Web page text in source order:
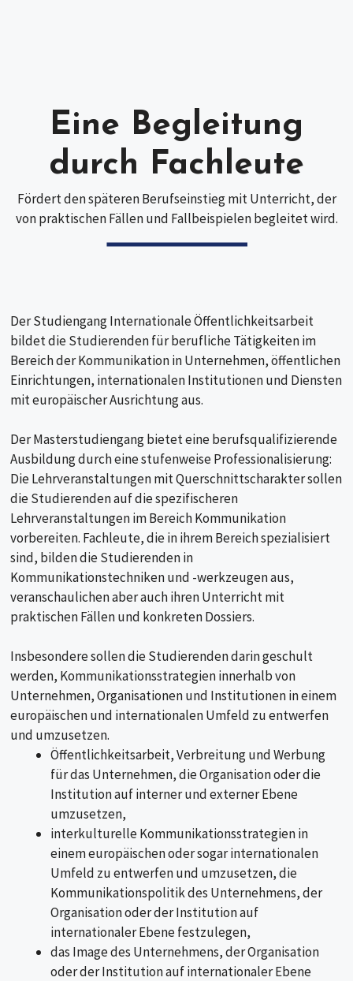
Eine Begleitung
durch Fachleute
Fördert den späteren Berufseinstieg mit Unterricht, der
von praktischen Fällen und Fallbeispielen begleitet wird.
Der Studiengang Internationale Öffentlichkeitsarbeit
bildet die Studierenden für berufliche Tätigkeiten im
Bereich der Kommunikation in Unternehmen, öffentlichen
Einrichtungen, internationalen Institutionen und Diensten
mit europäischer Ausrichtung aus.
Der Masterstudiengang bietet eine berufsqualifizierende
Ausbildung durch eine stufenweise Professionalisierung:
Die Lehrveranstaltungen mit Querschnittscharakter sollen
die Studierenden auf die spezifischeren
Lehrveranstaltungen im Bereich Kommunikation
vorbereiten. Fachleute, die in ihrem Bereich spezialisiert
sind, bilden die Studierenden in
Kommunikationstechniken und -werkzeugen aus,
veranschaulichen aber auch ihren Unterricht mit
praktischen Fällen und konkreten Dossiers.
Insbesondere sollen die Studierenden darin geschult
werden, Kommunikationsstrategien innerhalb von
Unternehmen, Organisationen und Institutionen in einem
europäischen und internationalen Umfeld zu entwerfen
und umzusetzen.
Öffentlichkeitsarbeit, Verbreitung und Werbung
für das Unternehmen, die Organisation oder die
Institution auf interner und externer Ebene
umzusetzen,
interkulturelle Kommunikationsstrategien in
einem europäischen oder sogar internationalen
Umfeld zu entwerfen und umzusetzen, die
Kommunikationspolitik des Unternehmens, der
Organisation oder der Institution auf
internationaler Ebene festzulegen,
das Image des Unternehmens, der Organisation
oder der Institution auf internationaler Ebene